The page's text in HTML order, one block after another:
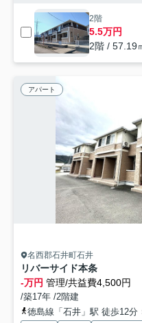
2階
5.5万円
2階 / 57.19
アパート
名西郡石井町石井
リバーサイド本条
-万円 管理/共益費4,500円
/築17年 /2階建
徳島線「石井」駅 徒歩12分